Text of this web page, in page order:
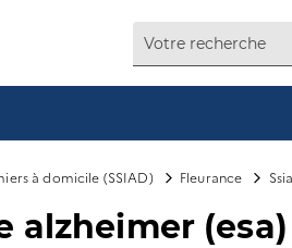
à domicile (SSIAD) Fleurance
alzheimer